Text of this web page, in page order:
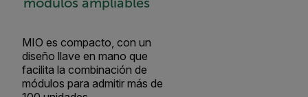
MIO es compacto, con un
diseño llave en mano que
facilita la combinación de
módulos para admitir más de